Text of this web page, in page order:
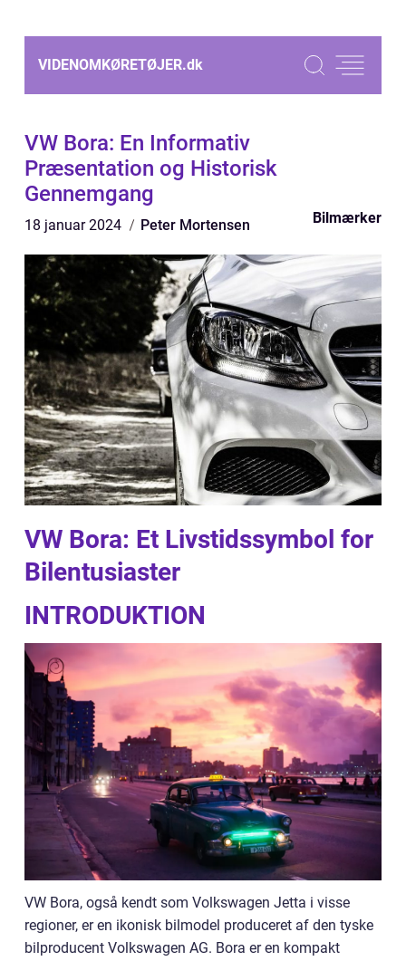
VIDENOMKØRETØJER.dk
VW Bora: En Informativ
Præsentation og Historisk
Gennemgang
18 januar 2024 Peter Mortensen Bilmærker
VW Bora: Et Livstidssymbol for
Bilentusiaster
INTRODUKTION
VW Bora, også kendt som Volkswagen Jetta i visse
regioner, er en ikonisk bilmodel produceret af den tyske
bilproducent Volkswagen AG. Bora er en kompakt